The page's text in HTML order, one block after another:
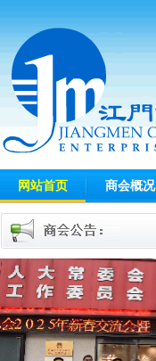
网站首页 商会概况